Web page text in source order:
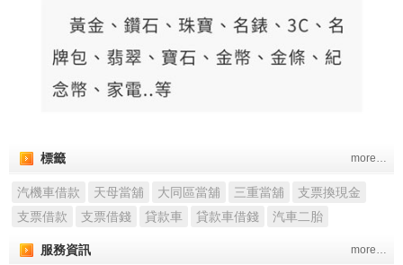
標籤 more…
汽機車借款 天母當舖 大同區當舖 三重當舖
支票換現金
支票借款
支票借錢 貸款車 貸款車借錢 汽車二胎
服務資訊 more…